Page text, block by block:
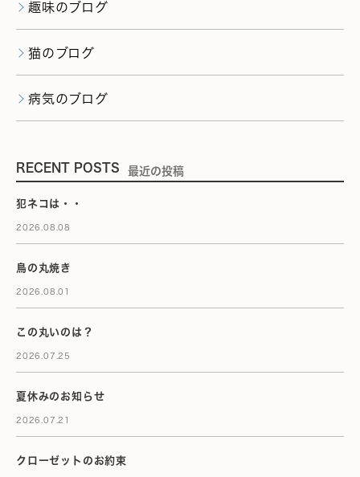
趣味のブログ
猫のブログ
病気のブログ
RECENT POSTS 最近の投稿
犯ネコは・・
2026.08.08
鳥の丸焼き
2026.08.01
この丸いのは？
2026.07.25
夏休みのお知らせ
2026.07.21
クローゼットのお約束